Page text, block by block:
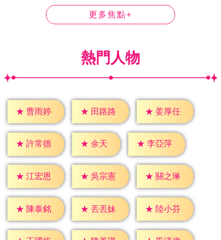
更多焦點+
熱門人物
★ 曹雨婷 ★ 田路路 ★ 姜厚任
★ 許常德 ★ 余天 ★ 李亞萍
★ 江宏恩 ★ 吳宗憲 ★ 關之琳
★ 陳泰銘 ★ 丟丟妹 ★ 陸小芬